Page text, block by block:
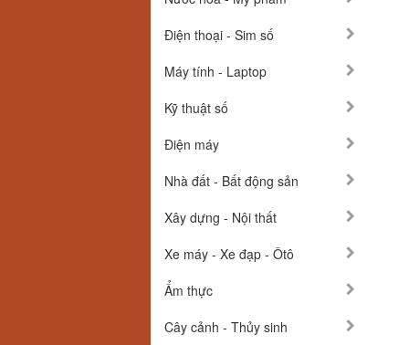
Điện thoại - Sim số
Máy tính - Laptop
Kỹ thuật số
Điện máy
Nhà đất - Bất động sản
Xây dựng - Nội thất
Xe máy - Xe đạp - Ôtô
Ẩm thực
Cây cảnh - Thủy sinh